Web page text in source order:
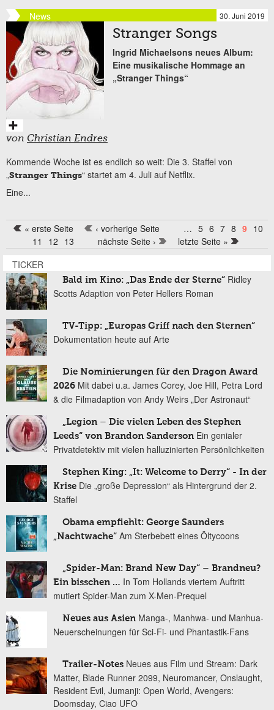
News 30. Juni 2019
Stranger Songs
Ingrid Michaelsons neues Album:
Eine musikalische Hommage an
„Stranger Things“
von Christian Endres
Kommende Woche ist es endlich so weit: Die 3. Staffel von
„Stranger Things“ startet am 4. Juli auf Netflix.
Eine...
Seiten
« erste Seite ‹ vorherige Seite … 5 6 7 8 9 10
11
12 13 nächste Seite ›
letzte Seite »
TICKER
Bald im Kino: „Das Ende der Sterne“ Ridley
Scotts Adaption von Peter Hellers Roman
TV-Tipp: „Europas Griff nach den Sternen“
Dokumentation heute auf Arte
Die Nominierungen für den Dragon Award
2026 Mit dabei u.a. James Corey, Joe Hill, Petra Lord
& die Filmadaption von Andy Weirs „Der Astronaut“
„Legion – Die vielen Leben des Stephen
Leeds“ von Brandon Sanderson Ein genialer
Privatdetektiv mit vielen halluzinierten Persönlichkeiten
Stephen King: „It: Welcome to Derry“ - In der
Krise Die „große Depression“ als Hintergrund der 2.
Staffel
Obama empfiehlt: George Saunders
„Nachtwache“ Am Sterbebett eines Öltycoons
„Spider-Man: Brand New Day“ – Brandneu?
Ein bisschen … In Tom Hollands viertem Auftritt
mutiert Spider-Man zum X-Men-Prequel
Neues aus Asien Manga-, Manhwa- und Manhua-
Neuerscheinungen für Sci-Fi- und Phantastik-Fans
Trailer-Notes Neues aus Film und Stream: Dark
Matter, Blade Runner 2099, Neuromancer, Onslaught,
Resident Evil, Jumanji: Open World, Avengers:
Doomsday, Ciao UFO